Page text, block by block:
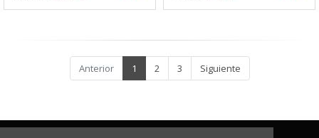
Anterior 1 2 3 Siguiente